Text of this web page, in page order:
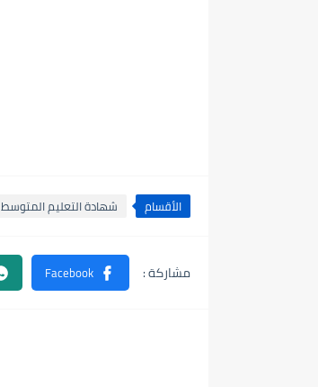
الأقسام شهادة التعليم المتوسط 2022